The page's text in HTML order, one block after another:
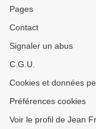
Pages
Contact
Signaler un abus
C.G.U.
Cookies et données
Préférences cookies
Voir le profil de Jean